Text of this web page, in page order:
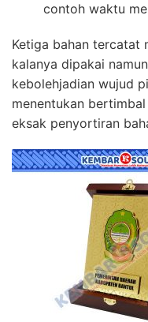
contoh waktu
Ketiga bahan tercatat
kalanya dipakai
kebolehjadian wujud
menentukan
eksak penyortiran